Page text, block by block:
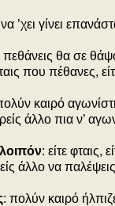
να ’χει γίνει
θα σε
που πέθανες,
καιρό
άλλο πια ν’
: είτε φταις,
άλλο να
: πολύν καιρό